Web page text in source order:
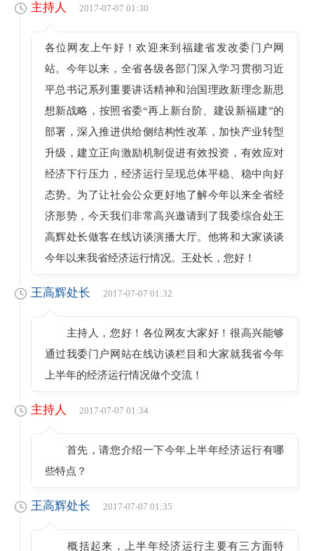
主持人 2017-07-07 01:30
各位网友上午好！欢迎来到福建省发改委门户网
站。今年以来，全省各级各部门深入学习贯彻习近
平总书记系列重要讲话精神和治国理政新理念新思
想新战略，按照省委“再上新台阶、建设新福建”的
部署，深入推进供给侧结构性改革，加快产业转型
升级，建立正向激励机制促进有效投资，有效应对
经济下行压力，经济运行呈现总体平稳、稳中向好
态势。为了让社会公众更好地了解今年以来全省经
济形势，今天我们非常高兴邀请到了我委综合处王
高辉处长做客在线访谈演播大厅。他将和大家谈谈
今年以来我省经济运行情况。王处长，您好！
王高辉处长 2017-07-07 01:32
主持人，您好！各位网友大家好！很高兴能够
通过我委门户网站在线访谈栏目和大家就我省今年
上半年的经济运行情况做个交流！
主持人 2017-07-07 01:34
首先，请您介绍一下今年上半年经济运行有哪
些特点？
王高辉处长 2017-07-07 01:35
概括起来，上半年经济运行主要有三方面特